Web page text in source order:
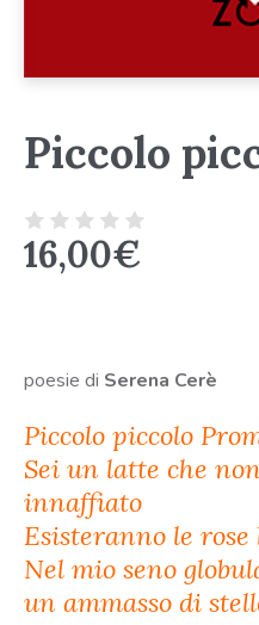
Piccolo
16,00€
poesie di Serena Cerè
Piccolo piccolo
Sei un latte che
innaffiato
Esisteranno le
Nel mio seno
un ammasso di